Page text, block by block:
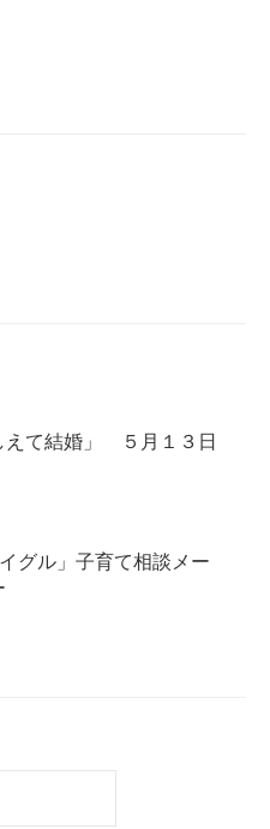
て結婚」 ５月１３日
グル」子育て相談メー